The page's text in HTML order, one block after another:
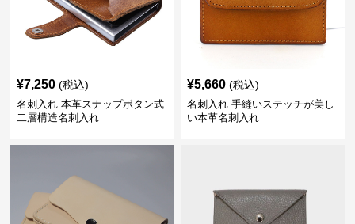
¥7,250 (税込)
名刺入れ 本革スナップボタン式
二層構造名刺入れ
¥5,660 (税込)
名刺入れ 手縫いステッチが美し
い本革名刺入れ